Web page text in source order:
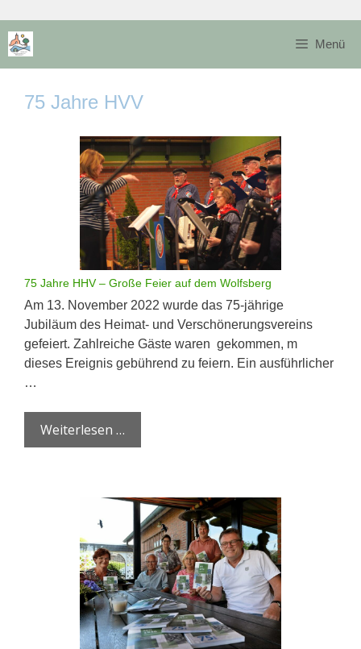
springen
Menü
75 Jahre HVV
75 Jahre HHV – Große Feier auf dem Wolfsberg
Am 13. November 2022 wurde das 75-jährige
Jubiläum des Heimat- und Verschönerungsvereins
gefeiert. Zahlreiche Gäste waren gekommen, m
dieses Ereignis gebührend zu feiern. Ein ausführlicher
…
Weiterlesen …